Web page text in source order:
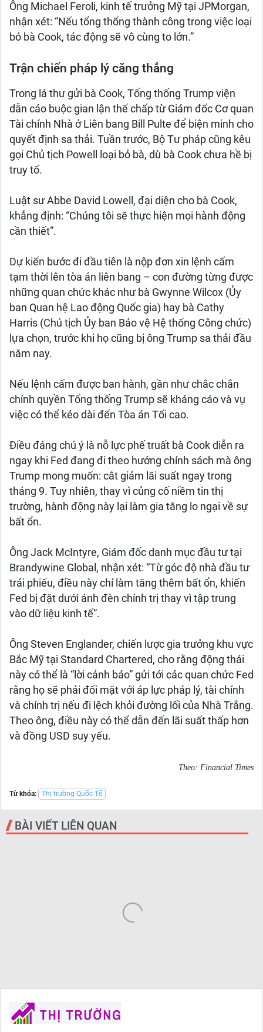
Ông Michael Feroli, kinh tế trưởng Mỹ tại JPMorgan,
nhận xét: “Nếu tổng thống thành công trong việc loại
bỏ bà Cook, tác động sẽ vô cùng to lớn.”
Trận chiến pháp lý căng thẳng
Trong lá thư gửi bà Cook, Tổng thống Trump viện
dẫn cáo buộc gian lận thế chấp từ Giám đốc Cơ quan
Tài chính Nhà ở Liên bang Bill Pulte để biện minh cho
quyết định sa thải. Tuần trước, Bộ Tư pháp cũng kêu
gọi Chủ tịch Powell loại bỏ bà, dù bà Cook chưa hề bị
truy tố.
Luật sư Abbe David Lowell, đại diện cho bà Cook,
khẳng định: “Chúng tôi sẽ thực hiện mọi hành động
cần thiết”.
Dự kiến bước đi đầu tiên là nộp đơn xin lệnh cấm
tạm thời lên tòa án liên bang – con đường từng được
những quan chức khác như bà Gwynne Wilcox (Ủy
ban Quan hệ Lao động Quốc gia) hay bà Cathy
Harris (Chủ tịch Ủy ban Bảo vệ Hệ thống Công chức)
lựa chọn, trước khi họ cũng bị ông Trump sa thải đầu
năm nay.
Nếu lệnh cấm được ban hành, gần như chắc chắn
chính quyền Tổng thống Trump sẽ kháng cáo và vụ
việc có thể kéo dài đến Tòa án Tối cao.
Điều đáng chú ý là nỗ lực phế truất bà Cook diễn ra
ngay khi Fed đang đi theo hướng chính sách mà ông
Trump mong muốn: cắt giảm lãi suất ngay trong
tháng 9. Tuy nhiên, thay vì củng cố niềm tin thị
trường, hành động này lại làm gia tăng lo ngại về sự
bất ổn.
Ông Jack McIntyre, Giám đốc danh mục đầu tư tại
Brandywine Global, nhận xét: “Từ góc độ nhà đầu tư
trái phiếu, điều này chỉ làm tăng thêm bất ổn, khiến
Fed bị đặt dưới ánh đèn chính trị thay vì tập trung
vào dữ liệu kinh tế”.
Ông Steven Englander, chiến lược gia trưởng khu vực
Bắc Mỹ tại Standard Chartered, cho rằng động thái
này có thể là “lời cảnh báo” gửi tới các quan chức Fed
rằng họ sẽ phải đối mặt với áp lực pháp lý, tài chính
và chính trị nếu đi lệch khỏi đường lối của Nhà Trắng.
Theo ông, điều này có thể dẫn đến lãi suất thấp hơn
và đồng USD suy yếu.
Theo: Financial Times
Từ khóa: Thị trường Quốc Tế
BÀI VIẾT LIÊN QUAN